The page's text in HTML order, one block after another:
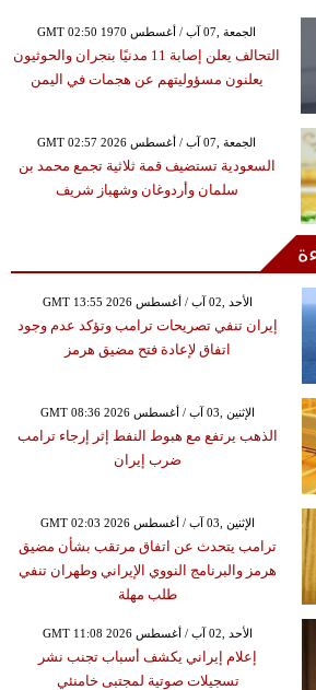
GMT 02:50 1970 الجمعة ,07 آب / أغسطس
التحالف يعلن إصابة 11 مدنيًا بنجران والحوثيون
يعلنون مسؤوليتهم عن هجمات في اليمن
GMT 02:57 2026 الجمعة ,07 آب / أغسطس
السعودية تستضيف قمة ثلاثية تجمع محمد بن
سلمان وأردوغان وشهباز شريف
GMT 13:55 2026 الأحد ,02 آب / أغسطس
إيران تنفي تصريحات ترامب وتؤكد عدم وجود
اتفاق لإعادة فتح مضيق هرمز
GMT 08:36 2026 الإثنين ,03 آب / أغسطس
الذهب يرتفع مع هبوط النفط إثر إرجاء ترامب
ضرب إيران
GMT 02:03 2026 الإثنين ,03 آب / أغسطس
ترامب يتحدث عن اتفاق مرتقب بشأن مضيق
هرمز والبرنامج النووي الإيراني وطهران تنفي
طلب مهلة
GMT 11:08 2026 الأحد ,02 آب / أغسطس
إعلام إيراني يكشف أسباب تجنب نشر
تسجيلات صوتية لمجتبى خامنئي